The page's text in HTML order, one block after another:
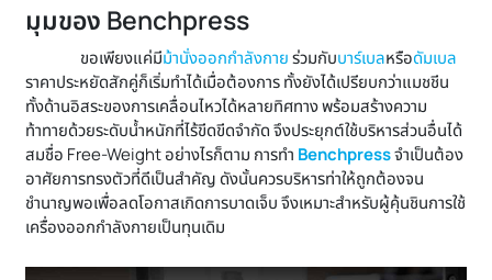
มุมของ Benchpress
ขอเพียงแค่มีม้านั่งออกกำลังกายร่วมกับบาร์เบลหรือดัมเบล
ราคาประหยัดสักคู่ก็เริ่มทำได้เมื่อต้องการ ทั้งยังได้เปรียบกว่าแมชชีน
ทั้งด้านอิสระของการเคลื่อนไหวได้หลายทิศทาง พร้อมสร้างความ
ท้าทายด้วยระดับน้ำหนักที่ไร้ขีดขีดจำกัด จึงประยุกต์ใช้บริหารส่วนอื่นได้
สมชื่อ Free-Weight อย่างไรก็ตาม การทำ Benchpressจำเป็นต้อง
อาศัยการทรงตัวที่ดีเป็นสำคัญ ดังนั้นควรบริหารท่าให้ถูกต้องจน
ชำนาญพอเพื่อลดโอกาสเกิดการบาดเจ็บ จึงเหมาะสำหรับผู้คุ้นชินการใช้
เครื่องออกกำลังกายเป็นทุนเดิม